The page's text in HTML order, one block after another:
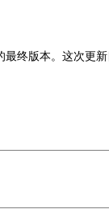
终版本。这次更